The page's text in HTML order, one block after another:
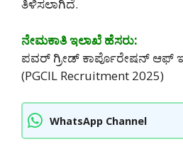
ತಿಳಿಸಲಾಗಿದೆ.
ನೇಮಕಾತಿ ಇಲಾಖೆ ಹೆಸರು:
ಪವರ್ ಗ್ರೀಡ್ ಕಾರ್ಪೊರೇಷನ್
(PGCIL Recruitment 2025)
WhatsApp Channel